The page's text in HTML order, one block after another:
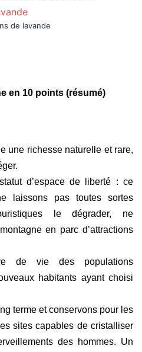
de lavande
en 10 points (résumé)
une richesse naturelle et rare,
d’espace de liberté : ce
laissons pas toutes sortes
le dégrader, ne
en parc d’attractions
de vie des populations
habitants ayant choisi
terme et conservons pour les
sites capables de cristalliser
des hommes. Un